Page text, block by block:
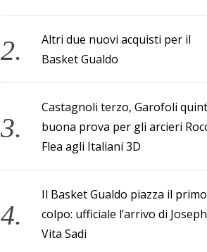
Altri due nuovi acquisti per il
Basket Gualdo
Castagnoli terzo, Garofoli
buona prova per gli arcieri
Flea agli Italiani 3D
Il Basket Gualdo piazza il primo
colpo: ufficiale l’arrivo di Joseph
Vita Sadi